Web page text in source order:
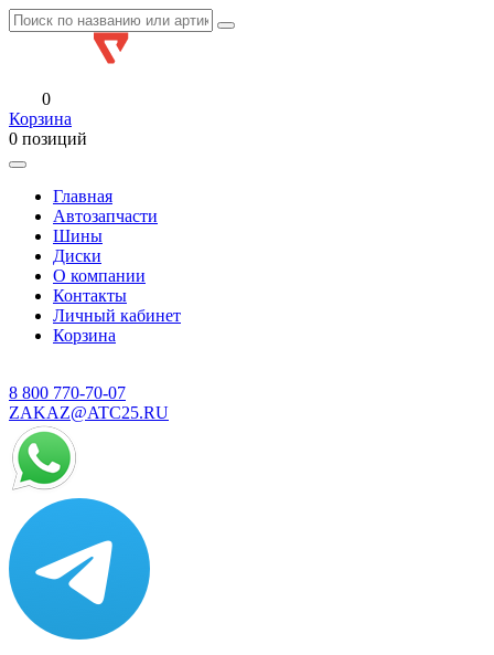
0
Корзина
0 позиций
Главная
Автозапчасти
Шины
Диски
О компании
Контакты
Личный кабинет
Корзина
8 800 770-70-07
ZAKAZ@ATC25.RU